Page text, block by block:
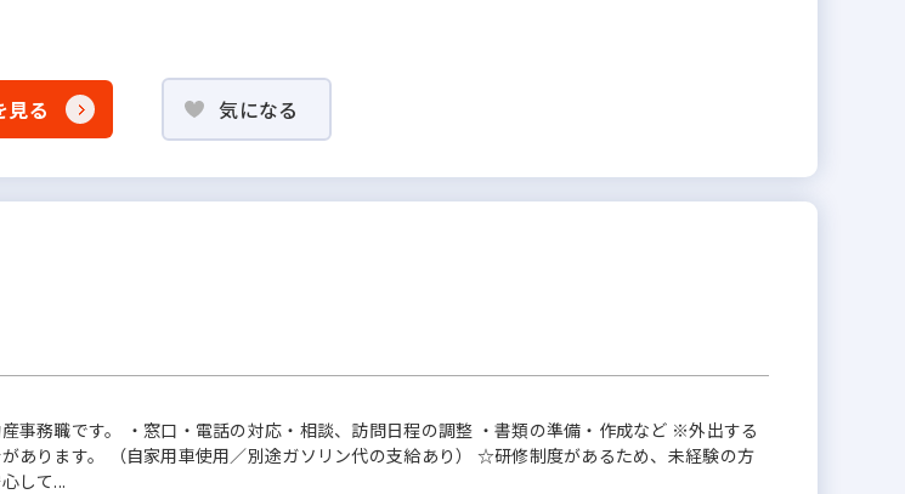
見る 気になる
事務職です。 ・窓口・電話の対応・相談、訪問日程の調整 ・書類の準備・作成など ※外出する
あります。 （自家用車使用／別途ガソリン代の支給あり） ☆研修制度があるため、未経験の方
して...